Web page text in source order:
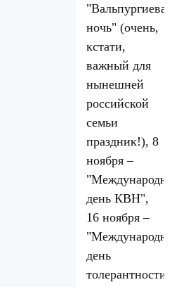
"Вальпургиева
ночь" (очень,
кстати,
важный для
нынешней
российской
семьи
праздник!), 8
ноября –
день КВН",
16 ноября –
день
толерантности"